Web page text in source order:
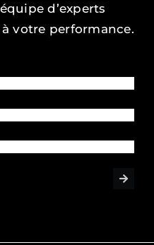
d’experts
votre performance.